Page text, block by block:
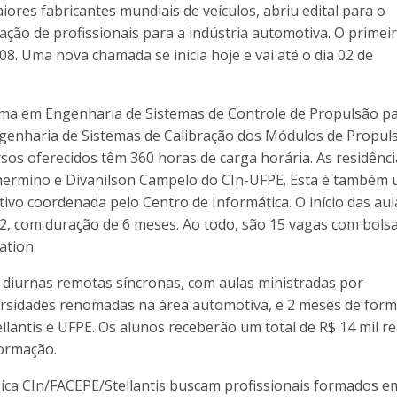
fabricantes mundiais de veículos, abriu edital para o
de profissionais para a indústria automotiva. O
Uma nova chamada se inicia hoje e vai até o dia 02 de
em Engenharia de Sistemas de Controle de Propulsão
de Sistemas de Calibração dos Módulos de
oferecidos têm 360 horas de carga horária. As
e Divanilson Campelo do CIn-UFPE. Esta é também
coordenada pelo Centro de Informática. O início das
duração de 6 meses. Ao todo, são 15 vagas com
remotas síncronas, com aulas ministradas por
renomadas na área automotiva, e 2 meses de
e UFPE. Os alunos receberão um total de R$ 14 mil
CIn/FACEPE/Stellantis buscam profissionais formados